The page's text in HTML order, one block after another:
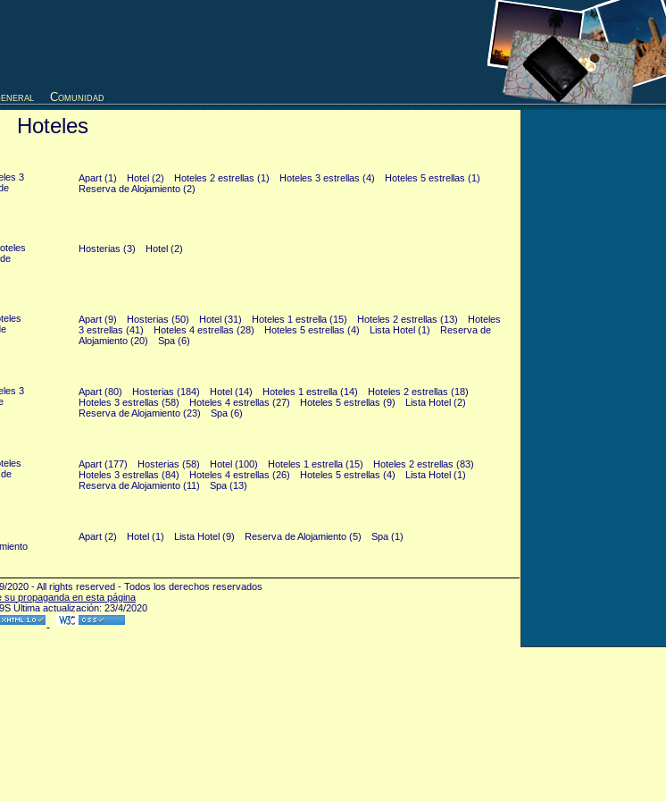
Comunidad
Hoteles
3
Apart (1) Hotel (2) Hoteles 2 estrellas (1) Hoteles 3 estrellas (4)
Hoteles 5 estrellas (1)
Reserva de Alojamiento (2)
Hosterias (3) Hotel (2)
Apart (9) Hosterias (50) Hotel (31) Hoteles 1 estrella (15) Hoteles 2 estrellas (13)
Hoteles
3 estrellas (41)
Hoteles 4 estrellas (28) Hoteles 5 estrellas (4) Lista Hotel (1)
Reserva de
Alojamiento (20)
Spa (6)
3
Apart (80) Hosterias (184) Hotel (14) Hoteles 1 estrella (14)
Hoteles 2 estrellas (18)
Hoteles 3 estrellas (58)
Hoteles 4 estrellas (27) Hoteles 5 estrellas (9)
Lista Hotel (2)
Reserva de Alojamiento (23)
Spa (6)
Apart (177) Hosterias (58) Hotel (100) Hoteles 1 estrella (15)
Hoteles 2 estrellas (83)
Hoteles 3 estrellas (84)
Hoteles 4 estrellas (26) Hoteles 5 estrellas (4)
Lista Hotel (1)
Reserva de Alojamiento (11)
Spa (13)
Apart (2) Hotel (1) Lista Hotel (9) Reserva de Alojamiento (5) Spa (1)
2020 - All rights reserved - Todos los derechos reservados
su propaganda en esta página
Última actualización: 23/4/2020